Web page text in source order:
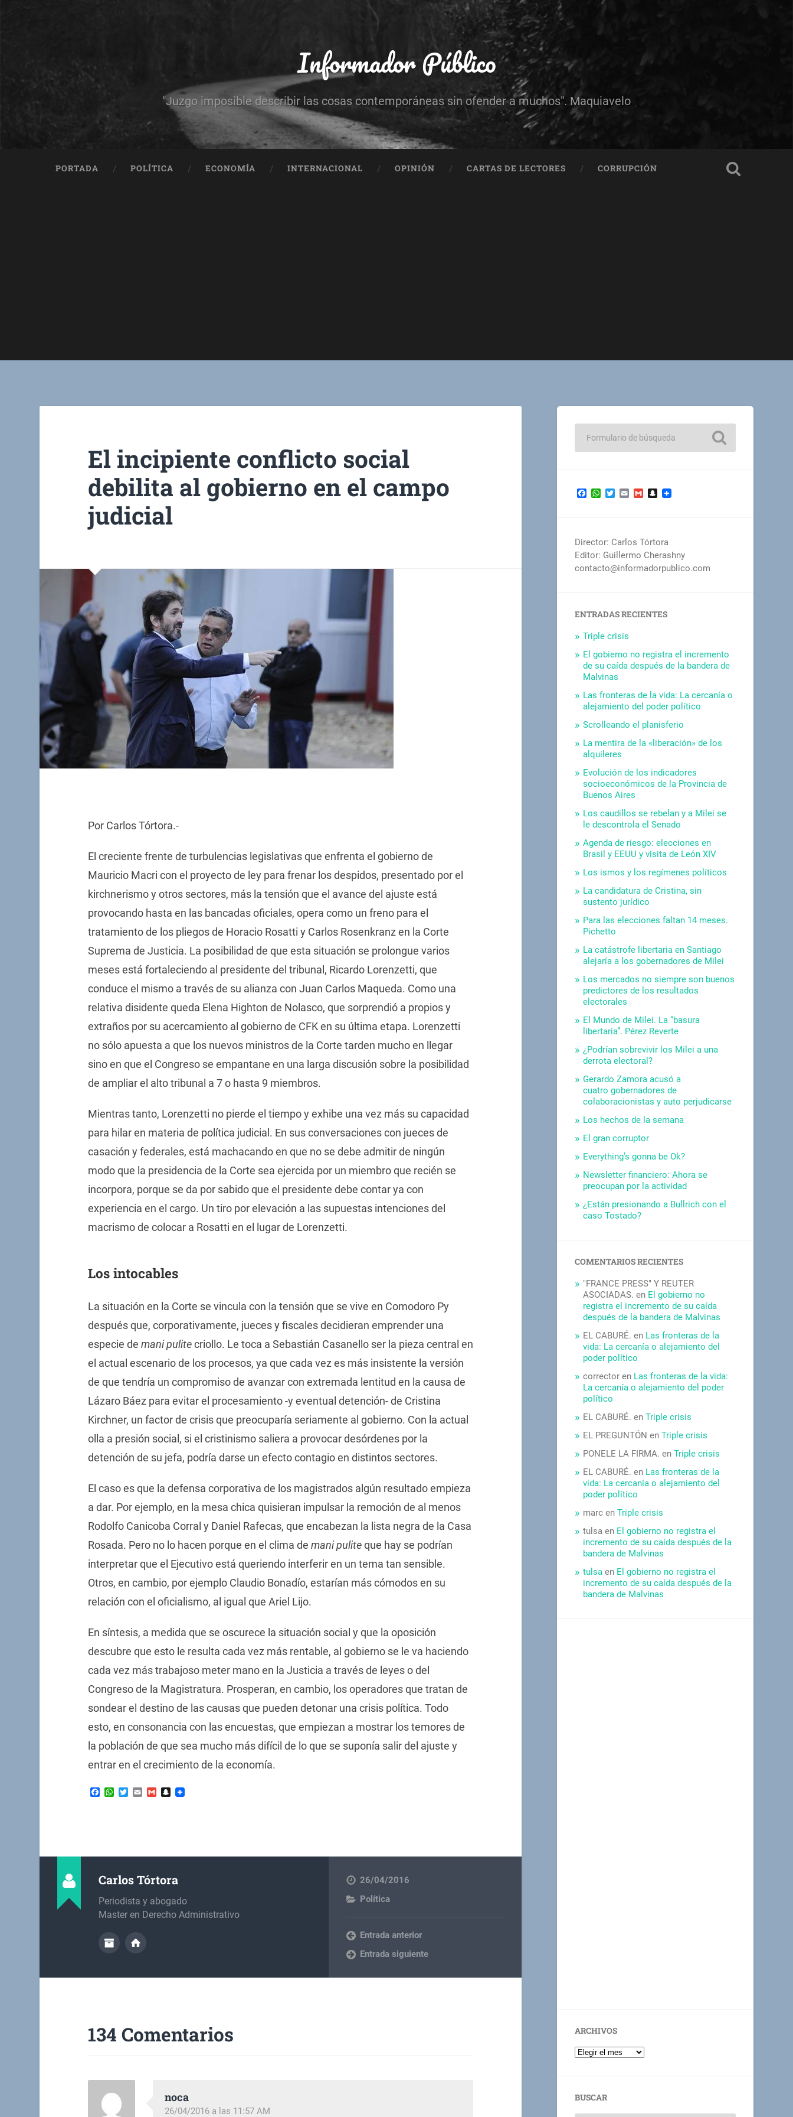
Informador Público
"Juzgo imposible describir las cosas contemporáneas sin ofender a muchos". Maquiavelo
PORTADA POLÍTICA ECONOMÍA INTERNACIONAL OPINIÓN CARTAS DE LECTORES CORRUPCIÓN
El incipiente conflicto social
debilita al gobierno en el campo
judicial
Por Carlos Tórtora.-
El creciente frente de turbulencias legislativas que enfrenta el gobierno de
Mauricio Macri con el proyecto de ley para frenar los despidos, presentado por el
kirchnerismo y otros sectores, más la tensión que el avance del ajuste está
provocando hasta en las bancadas oficiales, opera como un freno para el
tratamiento de los pliegos de Horacio Rosatti y Carlos Rosenkranz en la Corte
Suprema de Justicia. La posibilidad de que esta situación se prolongue varios
meses está fortaleciendo al presidente del tribunal, Ricardo Lorenzetti, que
conduce el mismo a través de su alianza con Juan Carlos Maqueda. Como una
relativa disidente queda Elena Highton de Nolasco, que sorprendió a propios y
extraños por su acercamiento al gobierno de CFK en su última etapa. Lorenzetti
no sólo apuesta a que los nuevos ministros de la Corte tarden mucho en llegar
sino en que el Congreso se empantane en una larga discusión sobre la posibilidad
de ampliar el alto tribunal a 7 o hasta 9 miembros.
Mientras tanto, Lorenzetti no pierde el tiempo y exhibe una vez más su capacidad
para hilar en materia de política judicial. En sus conversaciones con jueces de
casación y federales, está machacando en que no se debe admitir de ningún
modo que la presidencia de la Corte sea ejercida por un miembro que recién se
incorpora, porque se da por sabido que el presidente debe contar ya con
experiencia en el cargo. Un tiro por elevación a las supuestas intenciones del
macrismo de colocar a Rosatti en el lugar de Lorenzetti.
Los intocables
La situación en la Corte se vincula con la tensión que se vive en Comodoro Py
después que, corporativamente, jueces y fiscales decidieran emprender una
especie de mani pulitecriollo. Le toca a Sebastián Casanello ser la pieza central en
el actual escenario de los procesos, ya que cada vez es más insistente la versión
de que tendría un compromiso de avanzar con extremada lentitud en la causa de
Lázaro Báez para evitar el procesamiento -y eventual detención- de Cristina
Kirchner, un factor de crisis que preocuparía seriamente al gobierno. Con la actual
olla a presión social, si el cristinismo saliera a provocar desórdenes por la
detención de su jefa, podría darse un efecto contagio en distintos sectores.
El caso es que la defensa corporativa de los magistrados algún resultado empieza
a dar. Por ejemplo, en la mesa chica quisieran impulsar la remoción de al menos
Rodolfo Canicoba Corral y Daniel Rafecas, que encabezan la lista negra de la Casa
Rosada. Pero no lo hacen porque en el clima de mani puliteque hay se podrían
interpretar que el Ejecutivo está queriendo interferir en un tema tan sensible.
Otros, en cambio, por ejemplo Claudio Bonadío, estarían más cómodos en su
relación con el oficialismo, al igual que Ariel Lijo.
En síntesis, a medida que se oscurece la situación social y que la oposición
descubre que esto le resulta cada vez más rentable, al gobierno se le va haciendo
cada vez más trabajoso meter mano en la Justicia a través de leyes o del
Congreso de la Magistratura. Prosperan, en cambio, los operadores que tratan de
sondear el destino de las causas que pueden detonar una crisis política. Todo
esto, en consonancia con las encuestas, que empiezan a mostrar los temores de
la población de que sea mucho más difícil de lo que se suponía salir del ajuste y
entrar en el crecimiento de la economía.
Facebook
WhatsApp
TwitterEmailGmailSnapchat
Carlos Tórtora
Periodista y abogado
Master en Derecho Administrativo
26/04/2016
Política
Entrada anterior
Entrada siguiente
134 Comentarios
noca
26/04/2016 a las 11:57 AM
Facebook
WhatsApp
TwitterEmailGmailSnapchat
Director: Carlos Tórtora
Editor: Guillermo Cherashny
contacto@informadorpublico.com
ENTRADAS RECIENTES
Triple crisis
El gobierno no registra el incremento
de su caída después de la bandera de
Malvinas
Las fronteras de la vida: La cercanía o
alejamiento del poder político
Scrolleando el planisferio
La mentira de la «liberación» de los
alquileres
Evolución de los indicadores
socioeconómicos de la Provincia de
Buenos Aires
Los caudillos se rebelan y a Milei se
le descontrola el Senado
Agenda de riesgo: elecciones en
Brasil y EEUU y visita de León XIV
Los ismos y los regímenes políticos
La candidatura de Cristina, sin
sustento jurídico
Para las elecciones faltan 14 meses.
Pichetto
La catástrofe libertaria en Santiago
alejaría a los gobernadores de Milei
Los mercados no siempre son buenos
predictores de los resultados
electorales
El Mundo de Milei. La “basura
libertaria”. Pérez Reverte
¿Podrían sobrevivir los Milei a una
derrota electoral?
Gerardo Zamora acusó a
cuatro gobernadores de
colaboracionistas y auto perjudicarse
Los hechos de la semana
El gran corruptor
Everything’s gonna be Ok?
Newsletter financiero: Ahora se
preocupan por la actividad
¿Están presionando a Bullrich con el
caso Tostado?
COMENTARIOS RECIENTES
"FRANCE PRESS" Y REUTER
ASOCIADAS. en El gobierno no
registra el incremento de su caída
después de la bandera de Malvinas
EL CABURÉ. en Las fronteras de la
vida: La cercanía o alejamiento del
poder político
corrector en Las fronteras de la vida:
La cercanía o alejamiento del poder
político
EL CABURÉ. enTriple crisis
EL PREGUNTÓN enTriple crisis
PONELE LA FIRMA. enTriple crisis
EL CABURÉ. en Las fronteras de la
vida: La cercanía o alejamiento del
poder político
marc enTriple crisis
tulsa en El gobierno no registra el
incremento de su caída después de la
bandera de Malvinas
tulsa en El gobierno no registra el
incremento de su caída después de la
bandera de Malvinas
ARCHIVOS
BUSCAR